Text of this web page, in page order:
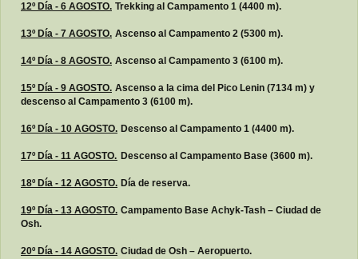
12º Día - 6 AGOSTO. Trekking al Campamento 1 (4400 m).
13º Día - 7 AGOSTO. Ascenso al Campamento 2 (5300 m).
14º Día - 8 AGOSTO. Ascenso al Campamento 3 (6100 m).
15º Día - 9 AGOSTO. Ascenso a la cima del Pico Lenin (7134 m) y
descenso al Campamento 3 (6100 m).
16º Día - 10 AGOSTO. Descenso al Campamento 1 (4400 m).
17º Día - 11 AGOSTO. Descenso al Campamento Base (3600 m).
18º Día - 12 AGOSTO. Día de reserva.
19º Día - 13 AGOSTO. Campamento Base Achyk-Tash – Ciudad de
Osh.
20º Día - 14 AGOSTO. Ciudad de Osh – Aeropuerto.